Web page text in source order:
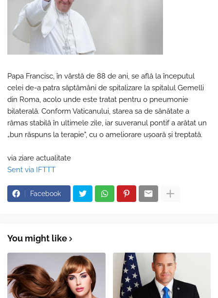
Papa Francisc, în vârstă de 88 de ani, se află la începutul
celei de-a patra săptămâni de spitalizare la spitalul Gemelli
din Roma, acolo unde este tratat pentru o pneumonie
bilaterală. Conform Vaticanului, starea sa de sănătate a
rămas stabilă în ultimele zile, iar suveranul pontif a arătat un
„bun răspuns la terapie", cu o ameliorare ușoară și treptată.
via ziare actualitate
Sent via IFTTT
Facebook
You might like